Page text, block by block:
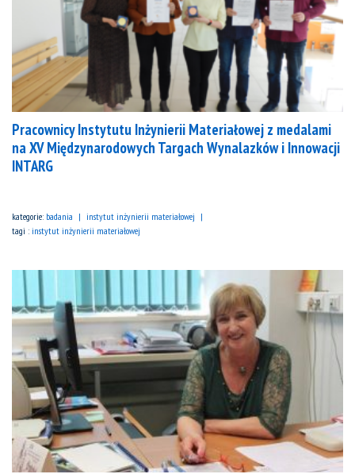
Pracownicy Instytutu Inżynierii Materiałowej z medalami
na XV Międzynarodowych Targach Wynalazków i Innowacji
INTARG
kategorie: badania
instytut inżynierii materiałowej
tagi : instytut inżynierii materiałowej